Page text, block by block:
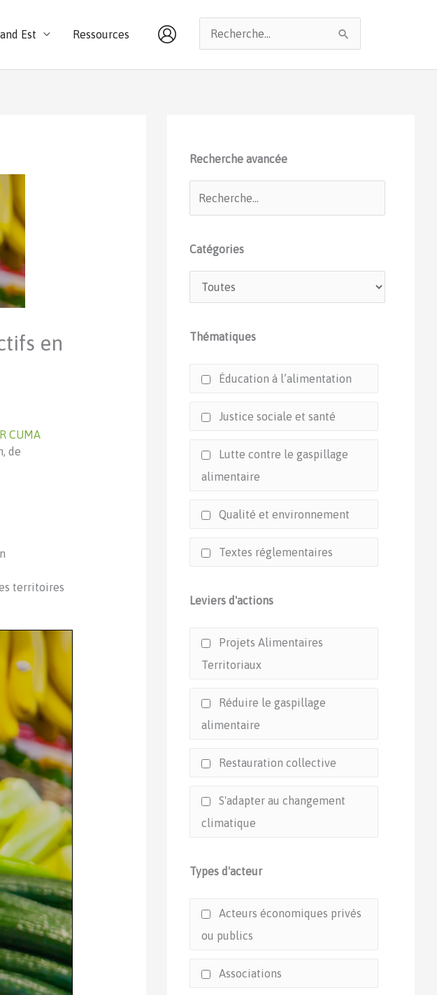
Est Ressources
Rechercher :
en
CUMA
de
territoires
Recherche avancée
Catégories
Thématiques
Éducation à l’alimentation
Justice sociale et santé
Lutte contre le gaspillage
alimentaire
Qualité et environnement
Textes réglementaires
Leviers d'actions
Projets Alimentaires
Territoriaux
Réduire le gaspillage
alimentaire
Restauration collective
S'adapter au changement
climatique
Types d'acteur
Acteurs économiques privés
ou publics
Associations